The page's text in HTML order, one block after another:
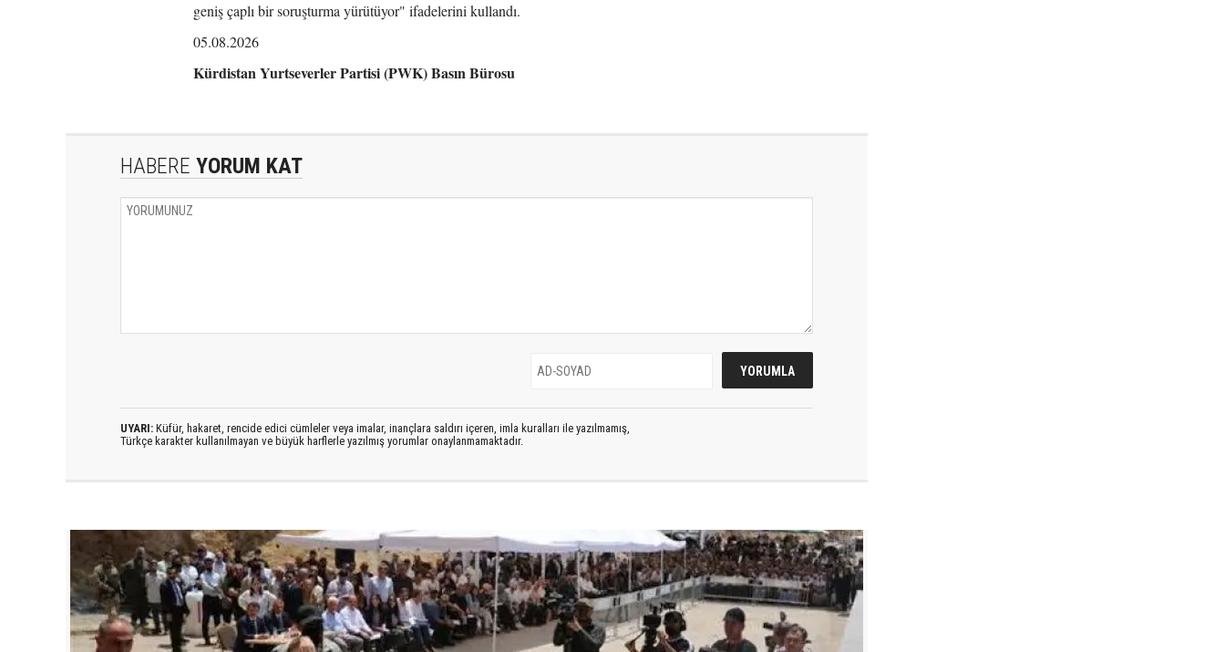
geniş çaplı bir soruşturma yürütüyor" ifadelerini kullandı.
05.08.2026
Kürdistan Yurtseverler Partisi (PWK) Basın Bürosu
HABERE YORUM KAT
UYARI: Küfür, hakaret, rencide edici cümleler veya imalar, inançlara saldırı içeren, imla kuralları ile yazılmamış,
Türkçe karakter kullanılmayan ve büyük harflerle yazılmış yorumlar onaylanmamaktadır.